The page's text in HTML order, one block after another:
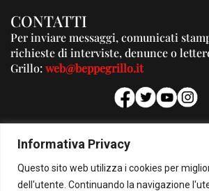
Informativa Privacy
Questo sito web utilizza i cookies per
dell'utente. Continuando la navigazione
CONTATTI
Per inviare messaggi, comunicati
richieste di interviste, denunce o
Grillo:web@beppegrillo.it
Per la tua